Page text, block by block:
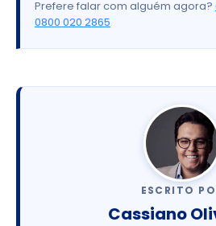
Prefere falar com alguém agora?
0800 020 2865
ESCRITO
Cassiano